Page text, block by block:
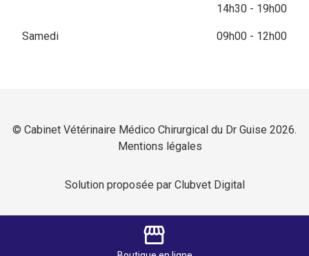
storefront
14h30 - 19h00
Samedi 09h00 - 12h00
© Cabinet Vétérinaire Médico Chirurgical du Dr Guise 2026.
Mentions légales
Solution proposée par Clubvet Digital